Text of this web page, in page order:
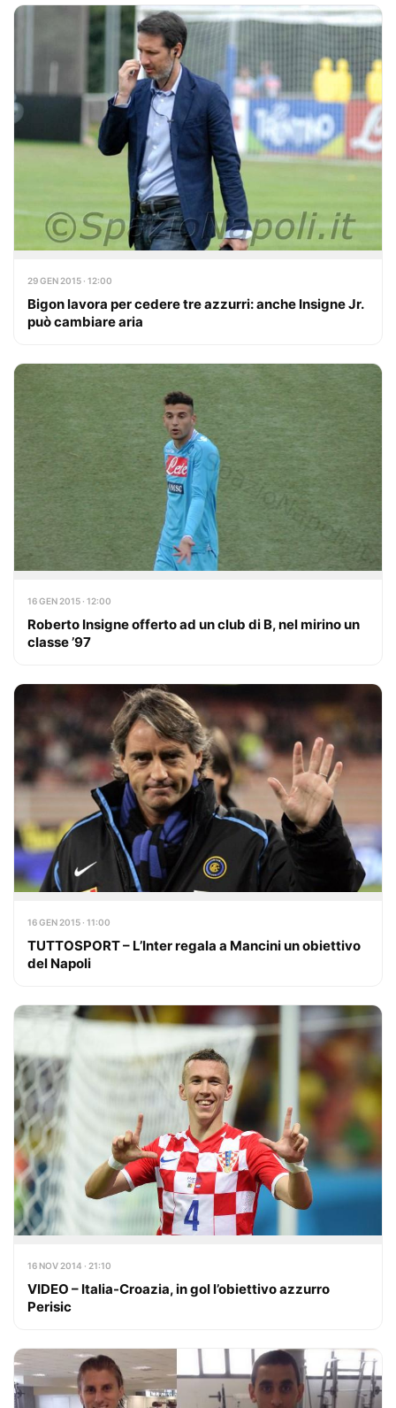
29 GEN 2015 · 12:00
Bigon lavora per cedere tre azzurri: anche Insigne Jr.
può cambiare aria
16 GEN 2015 · 12:00
Roberto Insigne offerto ad un club di B, nel mirino un
classe ’97
16 GEN 2015 · 11:00
TUTTOSPORT – L’Inter regala a Mancini un obiettivo
del Napoli
16 NOV 2014 · 21:10
VIDEO – Italia-Croazia, in gol l’obiettivo azzurro
Perisic